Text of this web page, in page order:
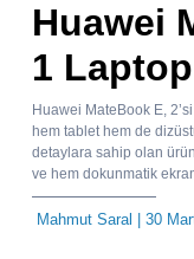
Huawei
1
Huawei MateBook E,
hem tablet hem de
detaylara sahip olan
ve hem dokunmatik
Mahmut Saral | 30